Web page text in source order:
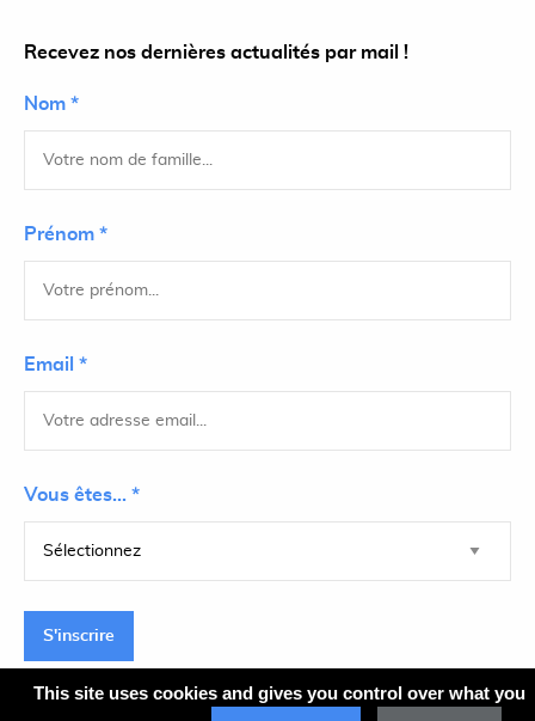
Recevez nos dernières actualités par mail !
Nom *
Prénom *
Email *
Vous êtes... *
S'inscrire
This site uses cookies and gives you control over what you